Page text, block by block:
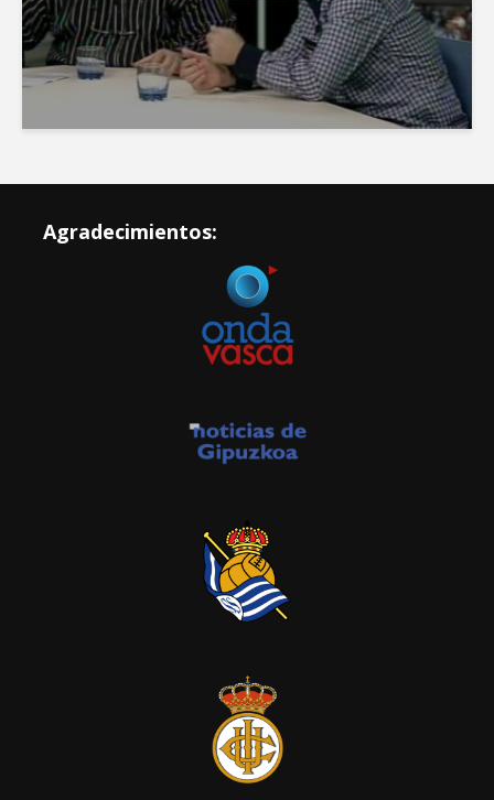
Agradecimientos: